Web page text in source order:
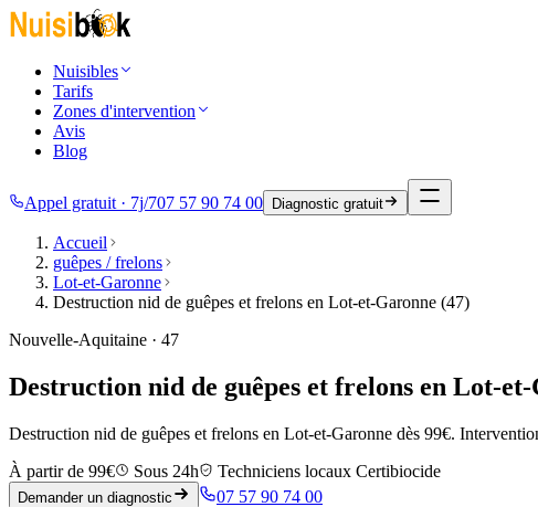
Nuisibles
Tarifs
Zones d'intervention
Avis
Blog
Appel gratuit · 7j/707 57 90 74 00 Diagnostic gratuit
Accueil
guêpes / frelons
Lot-et-Garonne
Destruction nid de guêpes et frelons en Lot-et-Garonne (47)
Nouvelle-Aquitaine · 47
Destruction nid de guêpes et frelons en Lot-
Destruction nid de guêpes et frelons en Lot-et-Garonne dès 99€.
À partir de 99€
Sous 24h Techniciens locaux Certibiocide
Demander un diagnostic 07 57 90 74 00